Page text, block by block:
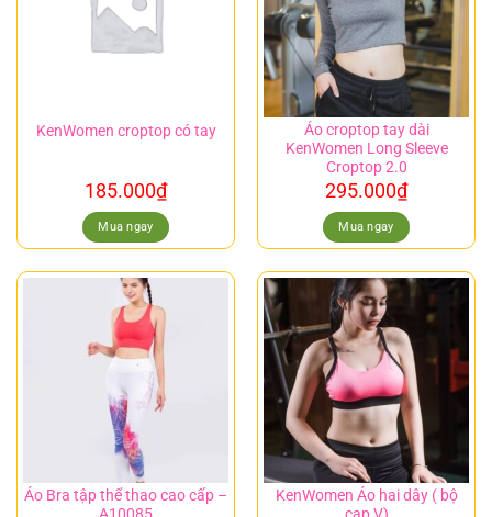
KenWomen croptop có tay
185.000₫
Mua ngay
Áo croptop tay dài
KenWomen Long Sleeve
Croptop 2.0
295.000₫
Mua ngay
Áo Bra tập thể thao cao cấp –
KenWomen Áo hai dây ( bộ